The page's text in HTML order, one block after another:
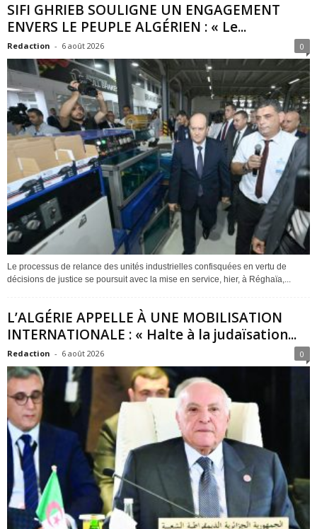
SIFI GHRIEB SOULIGNE UN ENGAGEMENT
ENVERS LE PEUPLE ALGÉRIEN : « Le...
Redaction - 6 août 2026 0
Le processus de relance des unités industrielles confisquées en vertu de
décisions de justice se poursuit avec la mise en service, hier, à Réghaïa,...
L’ALGÉRIE APPELLE À UNE MOBILISATION
INTERNATIONALE : « Halte à la judaïsation...
Redaction - 6 août 2026 0